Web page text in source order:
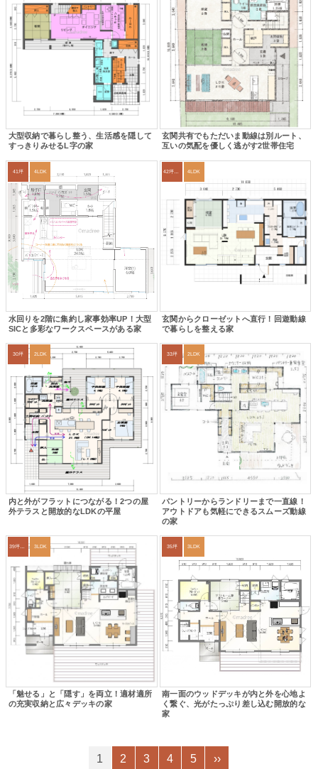
大型収納で暮らし整う、生活感を隠して
すっきりみせるL字の家
玄関共有でもただいま動線は別ルート、
互いの気配を優しく逃がす2世帯住宅
41坪 4LDK
水回りを2階に集約し家事効率UP！大型
SICと多彩なワークスペースがある家
42坪～45坪 4LDK
玄関からクローゼットへ直行！回遊動線
で暮らしを整える家
30坪 2LDK
内と外がフラットにつながる！2つの屋
外テラスと開放的なLDKの平屋
33坪 2LDK
パントリーからランドリーまで一直線！
アウトドアも気軽にできるスムーズ動線
の家
3LDK
「魅せる」と「隠す」を両立！適材適所
の充実収納と広々デッキの家
35坪 3LDK
南一面のウッドデッキが内と外を心地よ
く繋ぐ、光がたっぷり差し込む開放的な
家
1 2 3 4 5 ››